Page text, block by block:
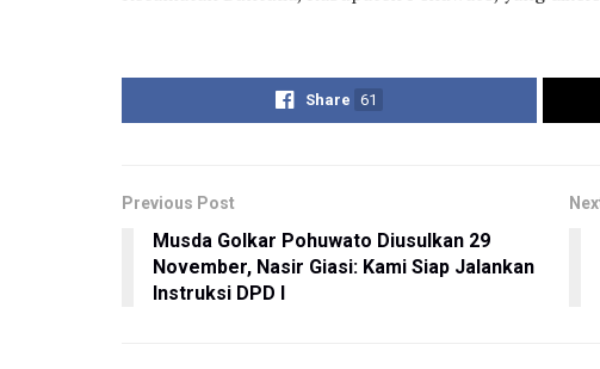
Share 61
Previous Post
Musda Golkar Pohuwato Diusulkan 29
November, Nasir Giasi: Kami Siap Jalankan
Instruksi DPD I